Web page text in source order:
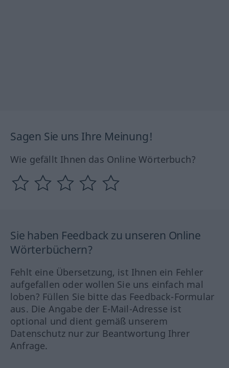
Sagen Sie uns Ihre Meinung!
Wie gefällt Ihnen das Online Wörterbuch?
Sie haben Feedback zu unseren Online
Wörterbüchern?
Fehlt eine Übersetzung, ist Ihnen ein Fehler
aufgefallen oder wollen Sie uns einfach mal
loben? Füllen Sie bitte das Feedback-Formular
aus. Die Angabe der E-Mail-Adresse ist
optional und dient gemäß unserem
Datenschutz nur zur Beantwortung Ihrer
Anfrage.